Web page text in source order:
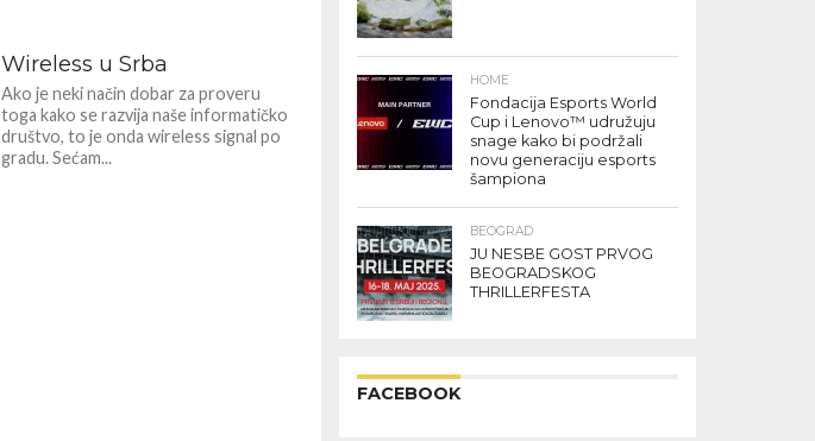
Wireless u Srba
Ako je neki način dobar za proveru
toga kako se razvija naše informatičko
društvo, to je onda wireless signal po
gradu. Sećam...
HOME
Fondacija Esports World
Cup i Lenovo™ udružuju
snage kako bi podržali
novu generaciju esports
šampiona
BEOGRAD
JU NESBE GOST PRVOG
BEOGRADSKOG
THRILLERFESTA
FACEBOOK